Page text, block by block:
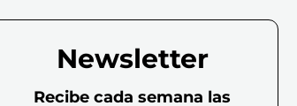
Newsletter
Recibe cada semana las